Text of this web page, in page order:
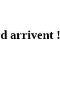
arrivent !